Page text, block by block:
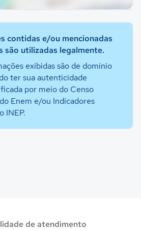
contidas e/ou mencionadas
são utilizadas legalmente.
exibidas são de domínio
ter sua autenticidade
por meio do Censo
Enem e/ou Indicadores
INEP.
de atendimento